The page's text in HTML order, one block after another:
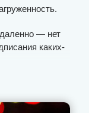
— нет
каких-
пассажиров
по городу